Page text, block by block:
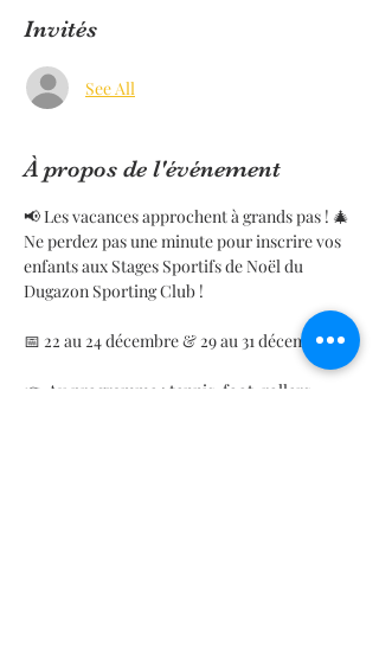
Invités
See All
À propos de l'événement
📢 Les vacances approchent à grands pas ! 🎄
Ne perdez pas une minute pour inscrire vos
enfants aux Stages Sportifs de Noël du
Dugazon Sporting Club !
📅 22 au 24 décembre & 29 au 31 décembre
👉 Au programme : tennis, foot, rollers,